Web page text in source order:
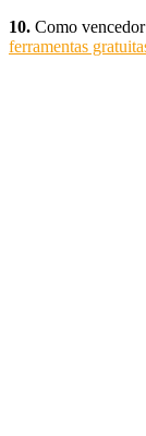
10. Como
ferramentas